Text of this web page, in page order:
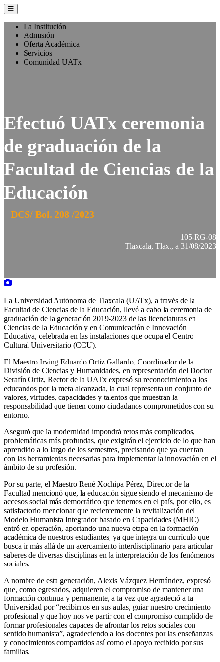
La Institución
Admisión
Oferta Académica
Servicios
Comunidad UATx
Efectuó UATx ceremonia
de graduación de la
Facultad de Ciencias de la
Educación
DCS/ Bol. 208 /2023
105-RG-08
Tlaxcala, Tlax., a 31/08/2023
La Universidad Autónoma de Tlaxcala (UATx), a través de la
Facultad de Ciencias de la Educación, llevó a cabo la ceremonia de
graduación de la generación 2019-2023 de las licenciaturas en
Ciencias de la Educación y en Comunicación e Innovación
Educativa, celebrada en las instalaciones que ocupa el Centro
Cultural Universitario (CCU).
El Maestro Irving Eduardo Ortiz Gallardo, Coordinador de la
División de Ciencias y Humanidades, en representación del Doctor
Serafín Ortiz, Rector de la UATx expresó su reconocimiento a los
educandos por la meta alcanzada, la cual representa un conjunto de
valores, virtudes, capacidades y talentos que muestran la
responsabilidad que tienen como ciudadanos comprometidos con su
entorno.
Aseguró que la modernidad impondrá retos más complicados,
problemáticas más profundas, que exigirán el ejercicio de lo que han
aprendido a lo largo de los semestres, precisando que ya cuentan
con las herramientas necesarias para implementar la innovación en el
ámbito de su profesión.
Por su parte, el Maestro René Xochipa Pérez, Director de la
Facultad mencionó que, la educación sigue siendo el mecanismo de
accesos social más democrático que tenemos en el país, por ello, es
satisfactorio mencionar que recientemente la revitalización del
Modelo Humanista Integrador basado en Capacidades (MHIC)
entró en operación, aportando una nueva etapa en la formación
académica de nuestros estudiantes, ya que integra un currículo que
busca ir más allá de un acercamiento interdisciplinario para articular
saberes de diversas disciplinas en la interpretación de los fenómenos
sociales.
A nombre de esta generación, Alexis Vázquez Hernández, expresó
que, como egresados, adquieren el compromiso de mantener una
formación continua y permanente, a la vez que agradeció a la
Universidad por “recibirnos en sus aulas, guiar nuestro crecimiento
profesional y que hoy nos ve partir con el compromiso cumplido de
formar profesionales capaces de afrontar los retos sociales con
sentido humanista”, agradeciendo a los docentes por las enseñanzas
y conocimientos compartidos así como el apoyo recibido por sus
familias.